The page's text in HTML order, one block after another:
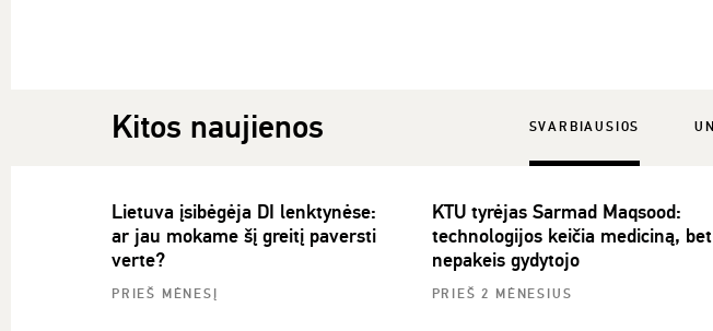
Kitos naujienos SVARBIAUSIOS
Lietuva įsibėgėja DI lenktynėse:
ar jau mokame šį greitį paversti
verte?
PRIEŠ MĖNESĮ
KTU tyrėjas Sarmad Maqsood:
technologijos keičia mediciną, bet
nepakeis gydytojo
PRIEŠ 2 MĖNESIUS